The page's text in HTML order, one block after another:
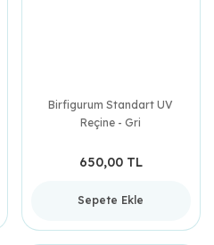
Birfigurum Standart UV
Reçine - Gri
650,00 TL
Sepete Ekle